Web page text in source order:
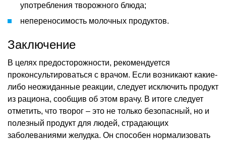
употребления творожного блюда;
непереносимость молочных продуктов.
Заключение
В целях предосторожности, рекомендуется
проконсультироваться с врачом. Если возникают какие-
либо неожиданные реакции, следует исключить продукт
из рациона, сообщив об этом врачу. В итоге следует
отметить, что творог – это не только безопасный, но и
полезный продукт для людей, страдающих
заболеваниями желудка. Он способен нормализовать